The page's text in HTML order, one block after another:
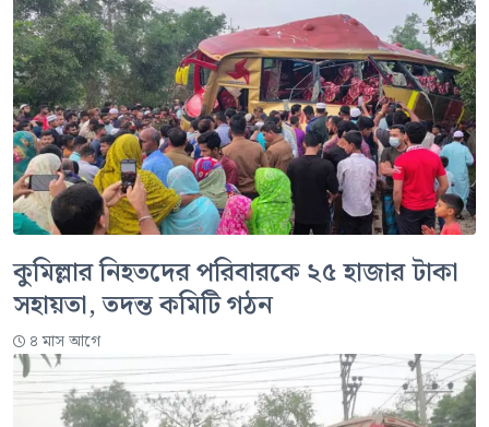
কুমিল্লার নিহতদের পরিবারকে ২৫ হাজার টাকা
সহায়তা, তদন্ত কমিটি গঠন
৪ মাস আগে